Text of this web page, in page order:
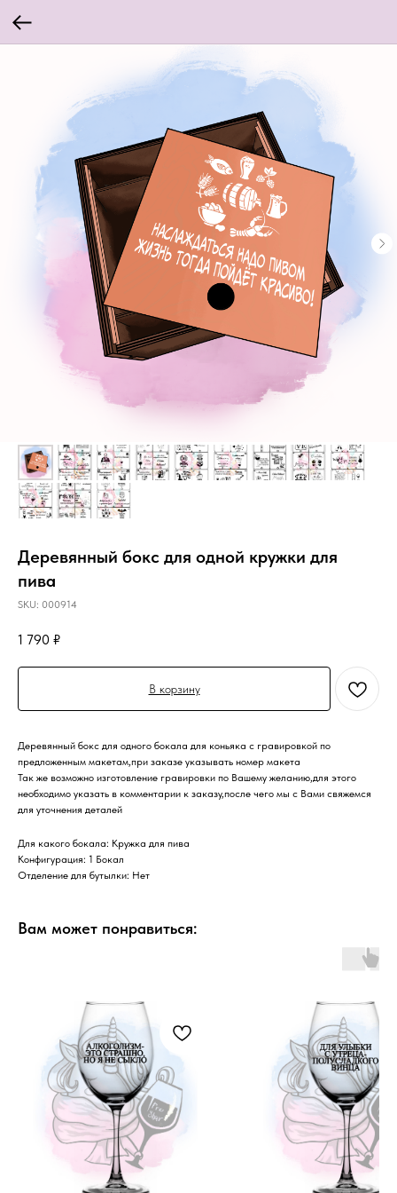
Деревянный бокс для одной кружки для
пива
SKU: 000914
1 790 ₽
В корзину
Деревянный бокс для одного бокала для коньяка с гравировкой по
предложенным макетам,при заказе указывать номер макета
Так же возможно изготовление гравировки по Вашему желанию,для этого
необходимо указать в комментарии к заказу,после чего мы с Вами свяжемся
для уточнения деталей
Для какого бокала: Кружка для пива
Конфигурация: 1 Бокал
Отделение для бутылки: Нет
Вам может понравиться: